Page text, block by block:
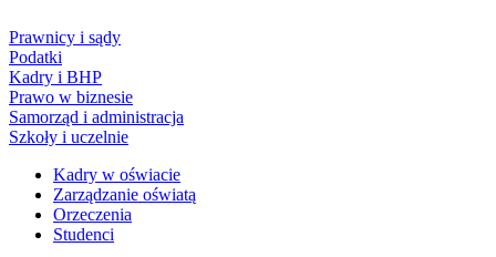
Prawnicy i sądy
Podatki
Kadry i BHP
Prawo w biznesie
Samorząd i administracja
Szkoły i uczelnie
Kadry w oświacie
Zarządzanie oświatą
Orzeczenia
Studenci